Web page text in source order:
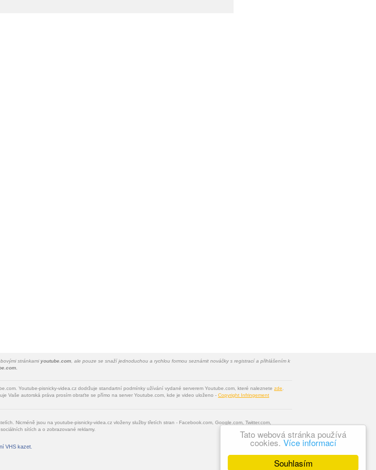
Souhlasím
Tato webová stránka používá
cookies. Více informací
stránkamiyoutube.com , ale pouze se snaží jednoduchou a rychlou formou seznámit nováčky s registrací a přihlášením k
Youtube-pisnicky-videa.cz dodržuje standartní podmínky užívání vydané serverem Youtube.com, které naleznete zde
Vaše autorská práva prosím obraťte se přímo na server Youtube.com, kde je video uloženo - Copyright Infringement
Nicméně jsou na youtube-pisnicky-videa.cz vloženy služby třetích stran - Facebook.com, Google.com, Twitter.com,
sítích a o zobrazované reklamy.
VHS kazet.